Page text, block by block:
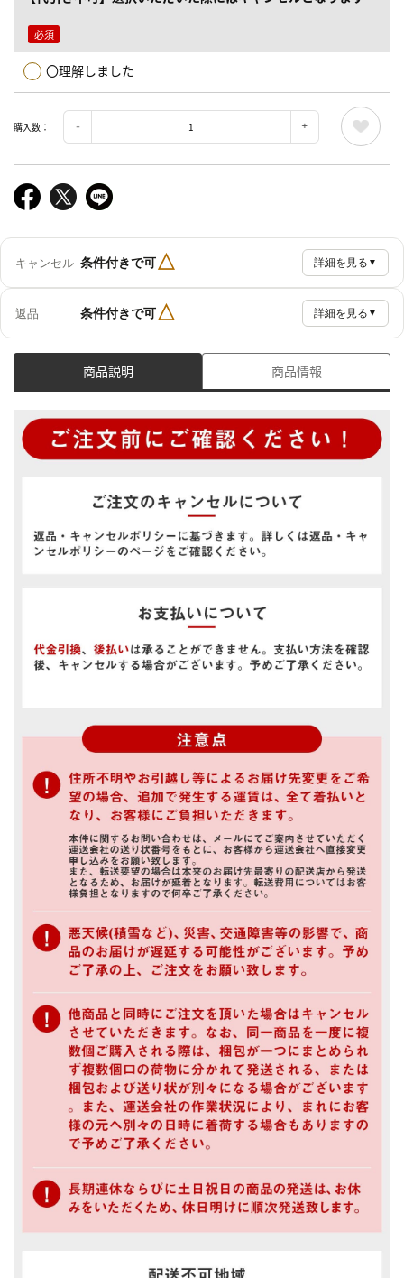
〇理解しました
購入数：
キャンセル 条件付きで可△ 詳細を見る ▼
返品 条件付きで可△ 詳細を見る ▼
商品説明 商品情報